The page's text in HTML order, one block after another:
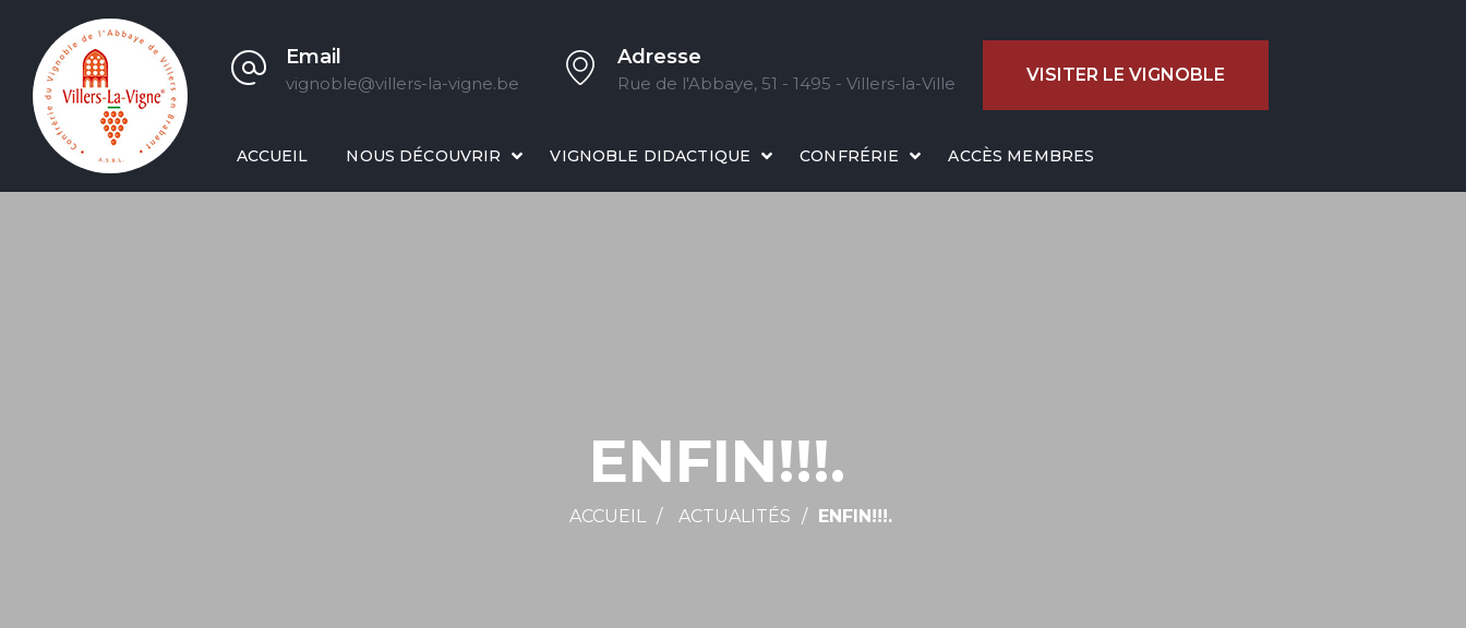
Email
vignoble@villers-la-vigne.be
Adresse
Rue de l'Abbaye, 51 - 1495 - Villers-la-Ville VISITER LE VIGNOBLE
ACCUEIL NOUS DÉCOUVRIR VIGNOBLE DIDACTIQUE CONFRÉRIE ACCÈS MEMBRES
ENFIN!!!.
ACCUEIL ACTUALITÉS ENFIN!!!.